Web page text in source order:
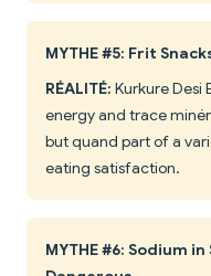
MYTHE #5: Frit
RÉALITÉ: Kurkure Desi
energy and trace
but quand part of a
eating satisfaction.
MYTHE #6: Sodium